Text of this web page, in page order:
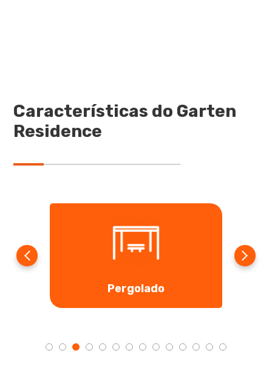
Características do Garten
Residence
Academia Ar Livre